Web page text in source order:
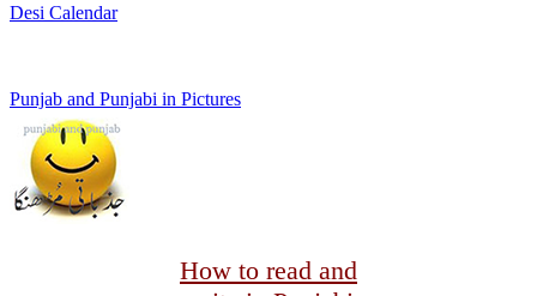
Desi Calendar
Punjab and Punjabi in Pictures
How to read and